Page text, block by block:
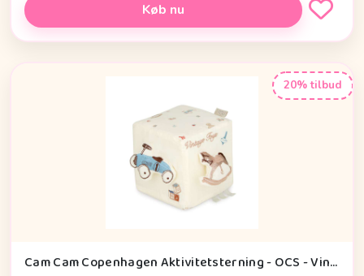
Køb nu
20% tilbud
Cam Cam Copenhagen Aktivitetsterning - OCS - Vintage Toys